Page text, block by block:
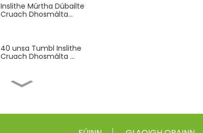
Inslithe Múrtha Dúbailte
Cruach Dhosmálta...
40 unsa Tumbl Inslithe
Cruach Dhosmálta ...
18/10 Inslithe Fholúis